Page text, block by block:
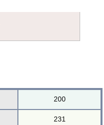
200
231